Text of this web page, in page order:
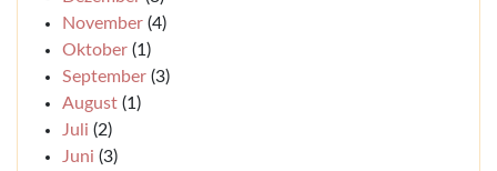
November (4)
Oktober (1)
September (3)
August (1)
Juli (2)
Juni (3)